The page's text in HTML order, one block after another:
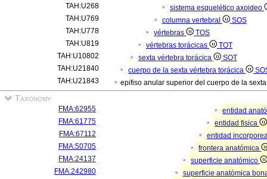
TAH:U268
sistema esquelético axoideo
TAH:U769
columna vertebral
SOS
TAH:U778
vértebras
TOS
TAH:U819
vértebras torácicas
TOT
TAH:U10802
sexta vértebra torácica
SOT
TAH:U21840
cuerpo de la sexta vértebra torácica
TAH:U21843
epifiso anular superior del cuerpo de la
Taxonomy
FMA:62955
entidad
FMA:61775
entidad fisica
FMA:67112
entidad
FMA:50705
frontera anatómica
FMA:24137
superficie anatómico
FMA:242980
superficie anatómica